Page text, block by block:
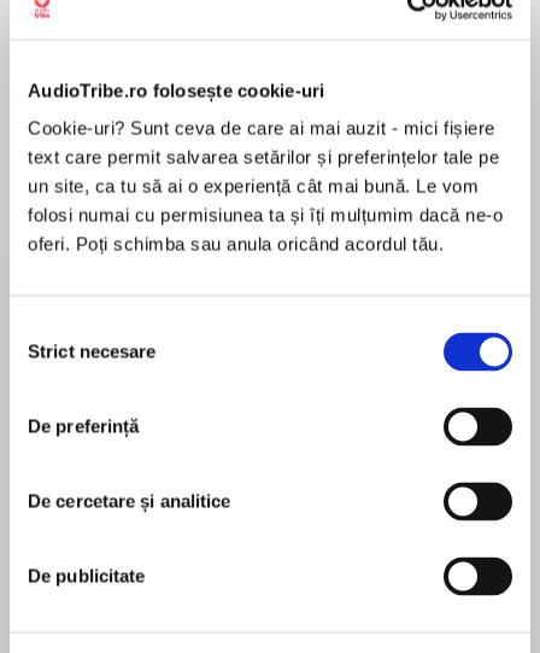
AudioTribe.ro folosește cookie-uri
Cookie-uri? Sunt ceva de care ai mai auzit - mici fișiere
text care permit salvarea setărilor și preferințelor tale pe
un site, ca tu să ai o experiență cât mai bună. Le vom
folosi numai cu permisiunea ta și îți mulțumim dacă ne-o
oferi. Poți schimba sau anula oricând acordul tău.
consimțământului
Strict necesare
De preferință
De cercetare și analitice
De publicitate
de...
Dani Francis
la...
Lauren Weisberger
Desprecarte
‘I want to taste you tonight.’
burned…
Mills & Boon presents Off Limits by Clare
În acest moment nu există recenzii
Clare Connelly
Clare Connelly was raised in small-town Australia
among a family of avid readers. She spent much